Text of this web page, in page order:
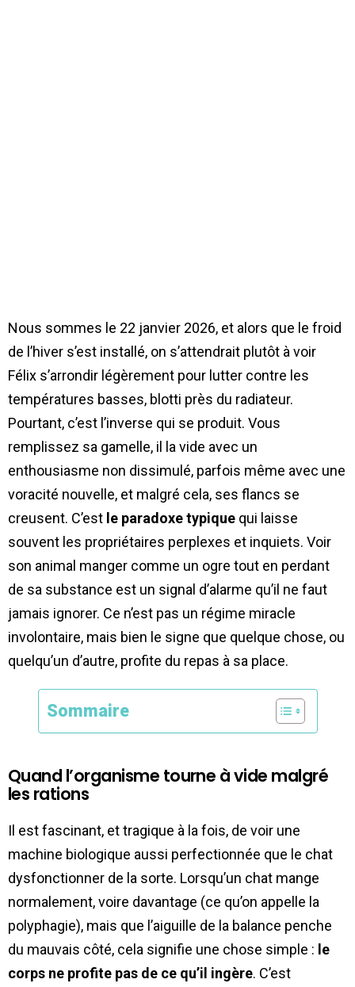
Nous sommes le 22 janvier 2026, et alors que le froid
de l’hiver s’est installé, on s’attendrait plutôt à voir
Félix s’arrondir légèrement pour lutter contre les
températures basses, blotti près du radiateur.
Pourtant, c’est l’inverse qui se produit. Vous
remplissez sa gamelle, il la vide avec un
enthousiasme non dissimulé, parfois même avec une
voracité nouvelle, et malgré cela, ses flancs se
creusent. C’est le paradoxe typique qui laisse
souvent les propriétaires perplexes et inquiets. Voir
son animal manger comme un ogre tout en perdant
de sa substance est un signal d’alarme qu’il ne faut
jamais ignorer. Ce n’est pas un régime miracle
involontaire, mais bien le signe que quelque chose, ou
quelqu’un d’autre, profite du repas à sa place.
Sommaire
Quand l’organisme tourne à vide malgré
les rations
Il est fascinant, et tragique à la fois, de voir une
machine biologique aussi perfectionnée que le chat
dysfonctionner de la sorte. Lorsqu’un chat mange
normalement, voire davantage (ce qu’on appelle la
polyphagie), mais que l’aiguille de la balance penche
du mauvais côté, cela signifie une chose simple : le
corps ne profite pas de ce qu’il ingère. C’est